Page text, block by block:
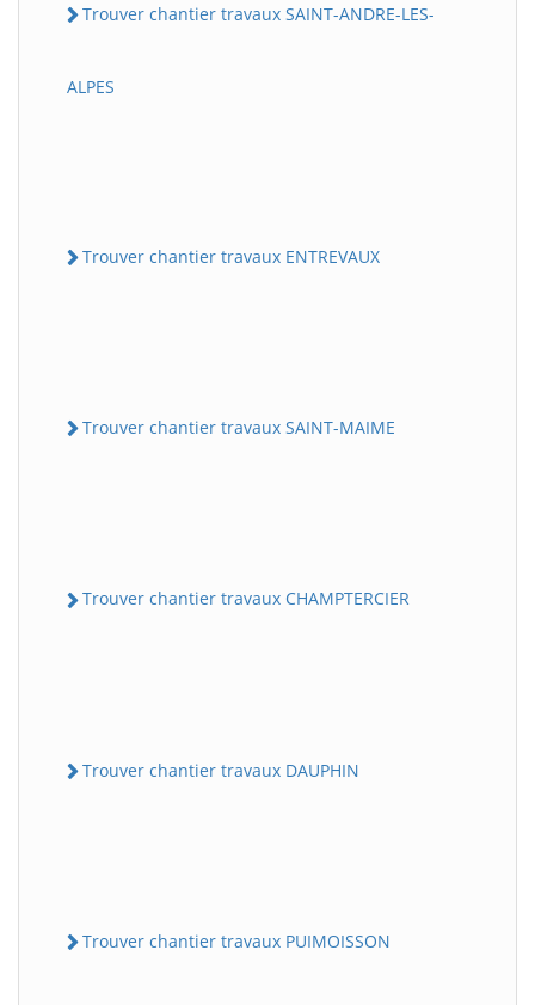
Trouver chantier travaux SAINT-ANDRE-LES-
ALPES
Trouver chantier travaux ENTREVAUX
Trouver chantier travaux SAINT-MAIME
Trouver chantier travaux CHAMPTERCIER
Trouver chantier travaux DAUPHIN
Trouver chantier travaux PUIMOISSON